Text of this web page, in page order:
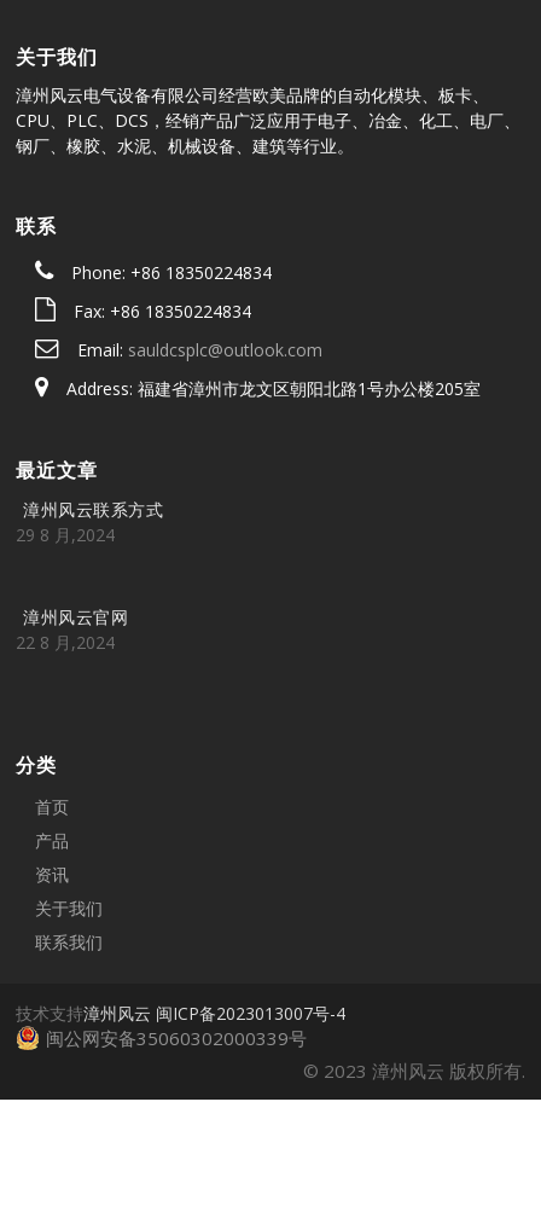
关于我们
漳州风云电气设备有限公司经营欧美品牌的自动化模块、板卡、
CPU、PLC、DCS，经销产品广泛应用于电子、冶金、化工、电厂、
钢厂、橡胶、水泥、机械设备、建筑等行业。
联系
Phone: +86 18350224834
Fax: +86 18350224834
Email: sauldcsplc@outlook.com
Address: 福建省漳州市龙文区朝阳北路1号办公楼205室
最近文章
漳州风云联系方式
29 8 月,2024
漳州风云官网
22 8 月,2024
分类
首页
产品
资讯
关于我们
联系我们
技术支持漳州风云 闽ICP备2023013007号-4
闽公网安备35060302000339号
© 2023 漳州风云 版权所有.